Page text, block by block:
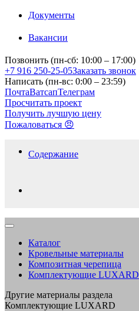
Документы
Вакансии
Позвонить (пн-сб: 10:00 – 17:00)
+7 916 250-25-05Заказать звонок
Написать (пн-вс: 0:00 – 23:59)
ПочтаВатсапТелеграм
Просчитать проект
Получить лучшую цену
Пожаловаться 😠
Содержание
Каталог
Кровельные материалы
Композитная черепица
Комплектующие LUXARD
Другие материалы раздела
Комплектующие LUXARD